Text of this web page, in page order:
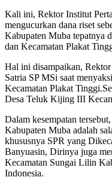
Kali ini, Rektor Institut
mengucurkan dana riset
Kabupaten Muba tepatnya
dan Kecamatan Plakat
Hal ini disampaikan,
Satria SP MSi saat
Kecamatan Plakat
Desa Teluk Kijing III
Dalam kesempatan
Kabupaten Muba adalah
khususnya SPR yang
Banyuasin, Dirinya juga
Kecamatan Sungai Lilin
Indonesia.